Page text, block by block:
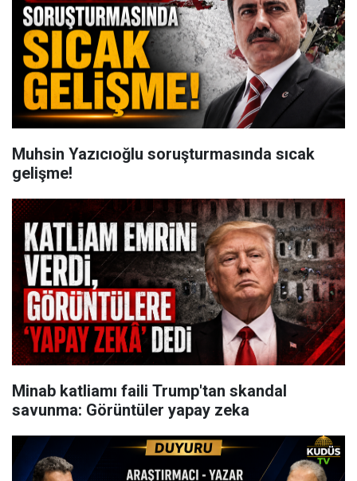
Muhsin Yazıcıoğlu soruşturmasında sıcak
gelişme!
Minab katliamı faili Trump'tan skandal
savunma: Görüntüler yapay zeka